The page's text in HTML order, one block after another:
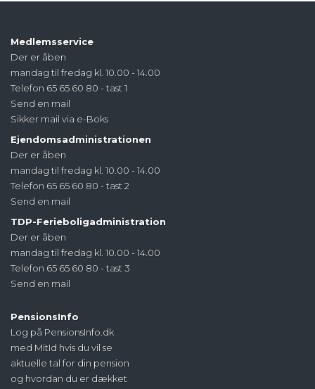
Medlemsservice
Der er åben
mandag til fredag kl. 10.00 - 14.00
Telefon 65 65 60 80 - tast 1
Send en mail
Sikker mail via e-Boks
Ejendomsadministrationen
Der er åben
mandag til fredag kl. 10.00 - 14.00
Telefon 65 65 60 80 - tast 2
Send en mail
TDP-Ferieboligadministration
Der er åben
mandag til fredag kl. 10.00 - 14.00
Telefon 65 65 60 80 - tast 3
Send en mail
PensionsInfo
Log på PensionsInfo.dk
med MitId hvis du vil se
aktuelle tal for din pension
og hvordan du er dækket